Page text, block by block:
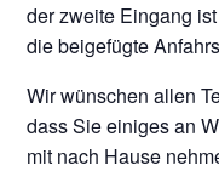
der zweite Eingang
die beigefügte
Wir wünschen allen
dass Sie einiges an
mit nach Hause